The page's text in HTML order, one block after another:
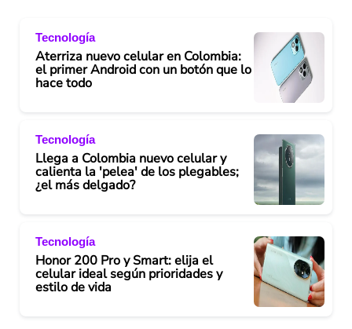
Tecnología
Aterriza nuevo celular en Colombia:
el primer Android con un botón que lo
hace todo
Tecnología
Llega a Colombia nuevo celular y
calienta la 'pelea' de los plegables;
¿el más delgado?
Tecnología
Honor 200 Pro y Smart: elija el
celular ideal según prioridades y
estilo de vida